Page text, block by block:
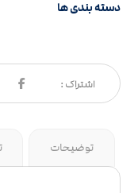
دسته بندی ها
توضیحات